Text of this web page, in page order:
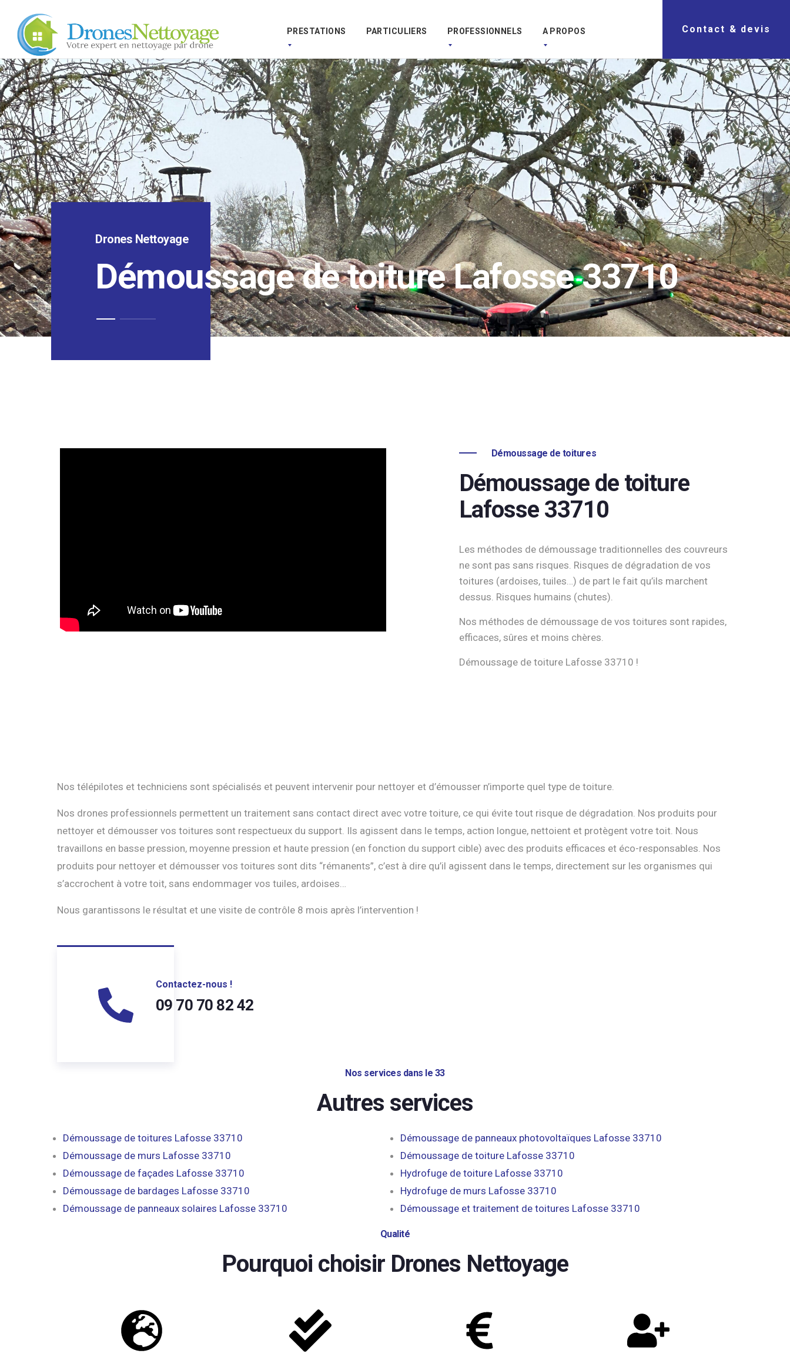
PRESTATIONS PARTICULIERS PROFESSIONNELS A PROPOS Contact & devis
Drones Nettoyage
Démoussage de toiture Lafosse 33710
Démoussage de toitures
Démoussage de toiture
Lafosse 33710
Les méthodes de démoussage traditionnelles des couvreurs
ne sont pas sans risques. Risques de dégradation de vos
toitures (ardoises, tuiles…) de part le fait qu’ils marchent
dessus. Risques humains (chutes).
Nos méthodes de démoussage de vos toitures sont rapides,
efficaces, sûres et moins chères.
Démoussage de toiture Lafosse 33710 !
Nos télépilotes et techniciens sont spécialisés et peuvent intervenir pour nettoyer et d’émousser n’importe quel type de toiture.
Nos drones professionnels permettent un traitement sans contact direct avec votre toiture, ce qui évite tout risque de dégradation. Nos produits pour
nettoyer et démousser vos toitures sont respectueux du support. Ils agissent dans le temps, action longue, nettoient et protègent votre toit. Nous
travaillons en basse pression, moyenne pression et haute pression (en fonction du support cible) avec des produits efficaces et éco-responsables. Nos
produits pour nettoyer et démousser vos toitures sont dits “rémanents”, c’est à dire qu’il agissent dans le temps, directement sur les organismes qui
s’accrochent à votre toit, sans endommager vos tuiles, ardoises…
Nous garantissons le résultat et une visite de contrôle 8 mois après l’intervention !
Contactez-nous !
09 70 70 82 42
Nos services dans le 33
Autres services
Démoussage de toitures Lafosse 33710
Démoussage de murs Lafosse 33710
Démoussage de façades Lafosse 33710
Démoussage de bardages Lafosse 33710
Démoussage de panneaux solaires Lafosse 33710
Démoussage de panneaux photovoltaïques Lafosse 33710
Démoussage de toiture Lafosse 33710
Hydrofuge de toiture Lafosse 33710
Hydrofuge de murs Lafosse 33710
Démoussage et traitement de toitures Lafosse 33710
Qualité
Pourquoi choisir Drones Nettoyage